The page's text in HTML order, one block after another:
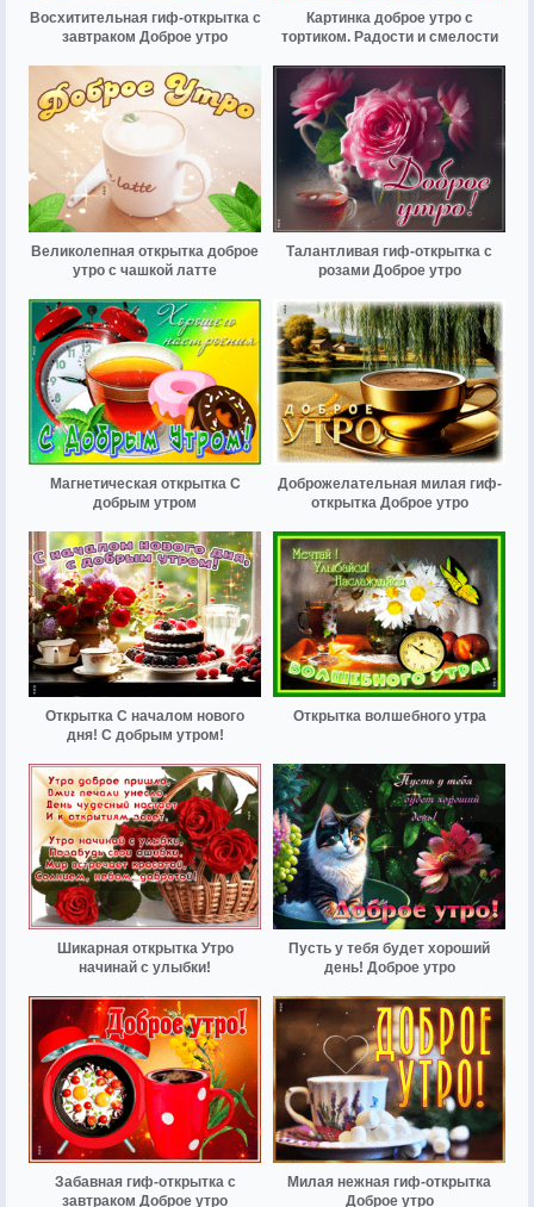
Восхитительная гиф-открытка с
завтраком Доброе утро
Картинка доброе утро с
тортиком. Радости и смелости
Великолепная открытка доброе
утро с чашкой латте
Талантливая гиф-открытка с
розами Доброе утро
Магнетическая открытка С
добрым утром
Доброжелательная милая гиф-
открытка Доброе утро
Открытка С началом нового
дня! С добрым утром!
Открытка волшебного утра
Шикарная открытка Утро
начинай с улыбки!
Пусть у тебя будет хороший
день! Доброе утро
Забавная гиф-открытка с
завтраком Доброе утро
Милая нежная гиф-открытка
Доброе утро